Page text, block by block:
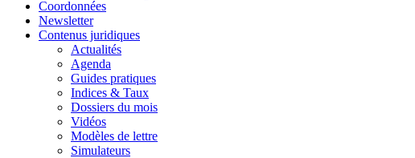
Coordonnées
Newsletter
Contenus juridiques
Actualités
Agenda
Guides pratiques
Indices & Taux
Dossiers du mois
Vidéos
Modèles de lettre
Simulateurs